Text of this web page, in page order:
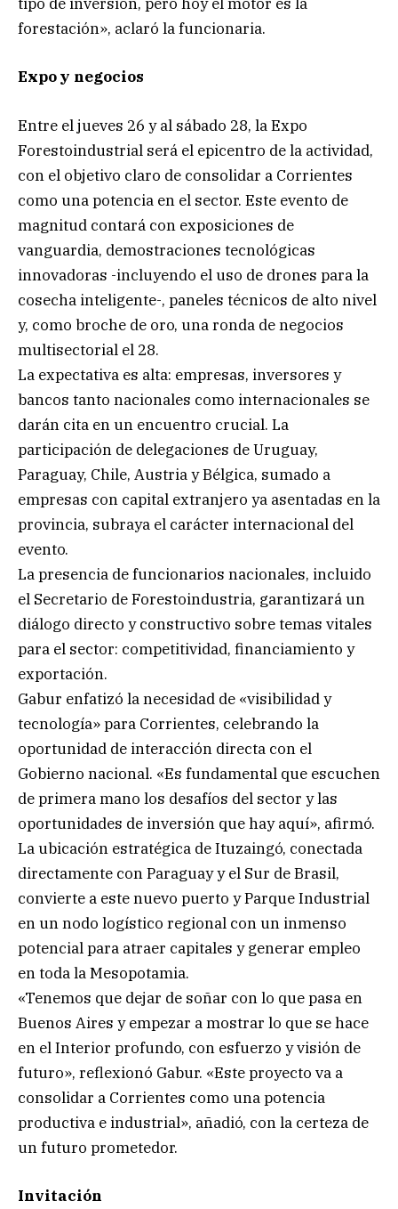
forestación», aclaró la funcionaria.
Expo y negocios
Entre el jueves 26 y al sábado 28, la Expo
Forestoindustrial será el epicentro de la actividad,
con el objetivo claro de consolidar a Corrientes
como una potencia en el sector. Este evento de
magnitud contará con exposiciones de
vanguardia, demostraciones tecnológicas
innovadoras -incluyendo el uso de drones para la
cosecha inteligente-, paneles técnicos de alto nivel
y, como broche de oro, una ronda de negocios
multisectorial el 28.
La expectativa es alta: empresas, inversores y
bancos tanto nacionales como internacionales se
darán cita en un encuentro crucial. La
participación de delegaciones de Uruguay,
Paraguay, Chile, Austria y Bélgica, sumado a
empresas con capital extranjero ya asentadas en la
provincia, subraya el carácter internacional del
evento.
La presencia de funcionarios nacionales, incluido
el Secretario de Forestoindustria, garantizará un
diálogo directo y constructivo sobre temas vitales
para el sector: competitividad, financiamiento y
exportación.
Gabur enfatizó la necesidad de «visibilidad y
tecnología» para Corrientes, celebrando la
oportunidad de interacción directa con el
Gobierno nacional. «Es fundamental que escuchen
de primera mano los desafíos del sector y las
oportunidades de inversión que hay aquí», afirmó.
La ubicación estratégica de Ituzaingó, conectada
directamente con Paraguay y el Sur de Brasil,
convierte a este nuevo puerto y Parque Industrial
en un nodo logístico regional con un inmenso
potencial para atraer capitales y generar empleo
en toda la Mesopotamia.
«Tenemos que dejar de soñar con lo que pasa en
Buenos Aires y empezar a mostrar lo que se hace
en el Interior profundo, con esfuerzo y visión de
futuro», reflexionó Gabur. «Este proyecto va a
consolidar a Corrientes como una potencia
productiva e industrial», añadió, con la certeza de
un futuro prometedor.
Invitación